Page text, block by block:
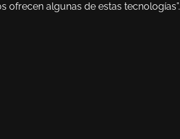
ofrecen algunas de estas tecnologías”.